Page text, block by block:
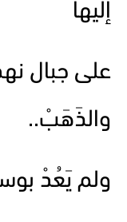
إليها
على جبال
والذَهَبْ..
ولم يَعُدْ